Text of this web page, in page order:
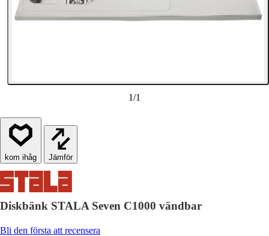
1/1
Jämför
Diskbänk STALA Seven C1000 vändbar
Bli den första att recensera